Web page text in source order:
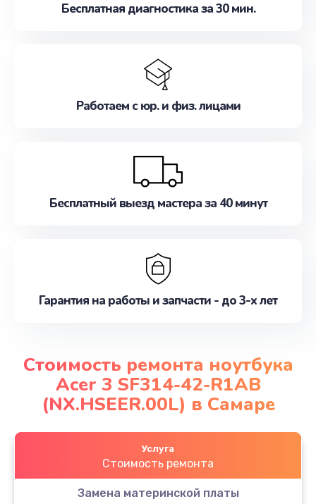
Бесплатная диагностика за 30 мин.
Работаем с юр. и физ. лицами
Бесплатный выезд мастера за 40 минут
Гарантия на работы и запчасти - до 3-х лет
Стоимость ремонта ноутбука
Acer 3 SF314-42-R1AB
(NX.HSEER.00L) в Самаре
Услуга
Стоимость ремонта
Замена материнской платы